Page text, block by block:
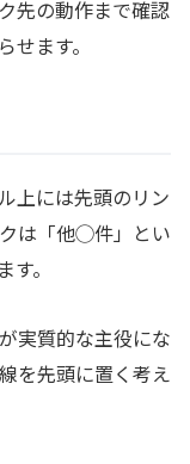
先の動作まで確認
ます。
上には先頭のリン
は「他◯件」とい
。
実質的な主役にな
を先頭に置く考え